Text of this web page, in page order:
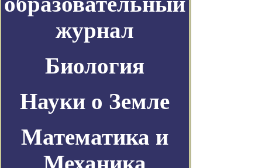
журнал
Биология
Науки о Земле
Математика и